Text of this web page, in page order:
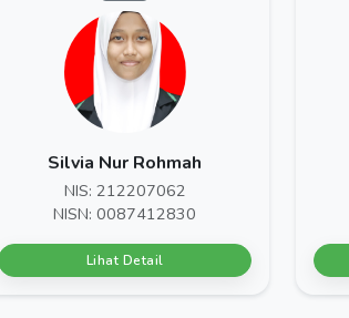
Silvia Nur Rohmah
NIS: 212207062
NISN: 0087412830
Lihat Detail